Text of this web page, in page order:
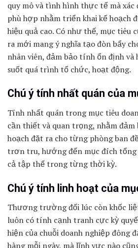
quy mô và tình hình thực tế mà
phù hợp nhằm triển khai kế hoạch
hiệu quả cao. Có như thế, mục tiêu
ra mới mang ý nghĩa tạo đòn bẩy
nhân viên, đảm bảo tính ổn định và
suốt quá trình tổ chức, hoạt động.
Chú ý tính nhất quán của
Tính nhất quán trong mục tiêu
cần thiết và quan trọng, nhằm đảm
hoạch đặt ra cho từng phòng ban
trơn tru, hướng đến mục đích tổng
cả tập thể trong từng thời kỳ.
Chú ý tính linh hoạt của
Thương trường đối lúc còn khốc
luôn có tính cạnh tranh cực kỳ
hiện của chuỗi doanh nghiệp đông
hàng mỗi ngày, mà lĩnh vực nào